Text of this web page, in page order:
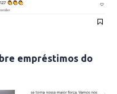
empréstimos do